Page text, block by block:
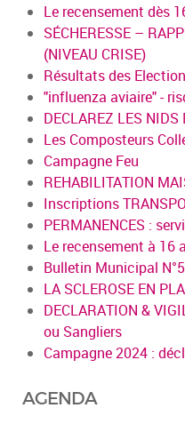
Le recensement dès
SÉCHERESSE –
(NIVEAU CRISE)
Résultats des
"influenza aviaire" -
DECLAREZ LES NIDS
Les Composteurs
Campagne Feu
REHABILITATION
Inscriptions
PERMANENCES :
Le recensement à 16
Bulletin Municipal
LA SCLEROSE EN
DECLARATION &
ou Sangliers
Campagne 2024 :
AGENDA